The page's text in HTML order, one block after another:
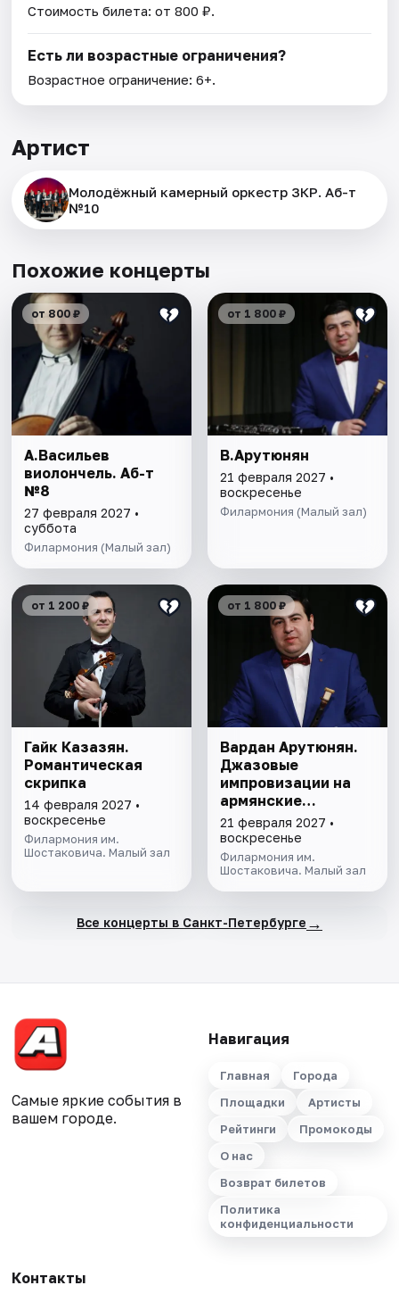
Стоимость билета: от 800 ₽.
Есть ли возрастные ограничения?
Возрастное ограничение: 6+.
Артист
Молодёжный камерный оркестр ЗКР. Аб-т
№10
Похожие концерты
от 800 ₽
А.Васильев
виолончель. Аб-т
№8
27 февраля 2027 •
суббота
Филармония (Малый зал)
от 1 800 ₽
В.Арутюнян
21 февраля 2027 •
воскресенье
Филармония (Малый зал)
от 1 200 ₽
Гайк Казазян.
Романтическая
скрипка
14 февраля 2027 •
воскресенье
Филармония им.
Шостаковича. Малый зал
от 1 800 ₽
Вардан Арутюнян.
Джазовые
импровизации на
армянские
народные песни
21 февраля 2027 •
воскресенье
Филармония им.
Шостаковича. Малый зал
Все концерты в Санкт-Петербурге →
Самые яркие события в
вашем городе.
Навигация
Главная
Города
Площадки
Артисты
Рейтинги
Промокоды
О нас
Возврат билетов
Политика
конфиденциальности
Контакты